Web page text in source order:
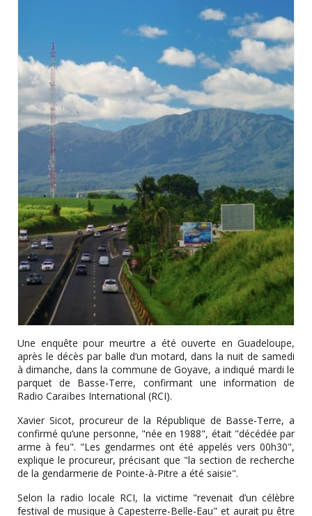
Une enquête pour meurtre a été ouverte en Guadeloupe,
après le décès par balle d’un motard, dans la nuit de samedi
à dimanche, dans la commune de Goyave, a indiqué mardi le
parquet de Basse-Terre, confirmant une information de
Radio Caraïbes International (RCI).
Xavier Sicot, procureur de la République de Basse-Terre, a
confirmé qu’une personne, "née en 1988", était "décédée par
arme à feu". "Les gendarmes ont été appelés vers 00h30",
explique le procureur, précisant que "la section de recherche
de la gendarmerie de Pointe-à-Pitre a été saisie".
Selon la radio locale RCI, la victime "revenait d’un célèbre
festival de musique à Capesterre-Belle-Eau" et aurait pu être